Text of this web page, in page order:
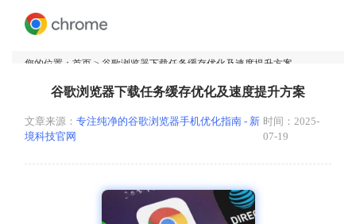
您的位置： 首页 > 谷歌浏览器下载任务缓存优化及速度提升方案
谷歌浏览器下载任务缓存优化及速度提升方案
文章来源： 专注纯净的谷歌浏览器手机优化指南 - 新
境科技官网
时间：2025-
07-19